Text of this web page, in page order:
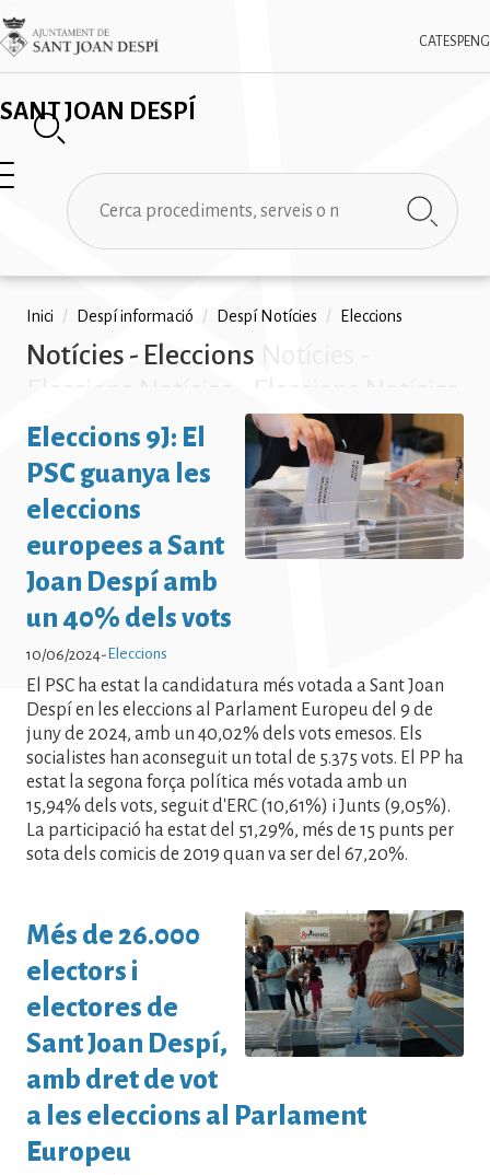
Vés
al
contingut
SANT JOAN DESPÍ
CAT ESPENG
Imatge
✕
Cerca
Fil
d'ariadna
Inici / Despí informació / Despí Notícies / Eleccions
Notícies - Eleccions
- Eleccions Notícies - Eleccions
Notícies - Eleccions Notícies -
Eleccions Notícies - Eleccions Notícies
- Eleccions Notícies - Eleccions
Notícies - Eleccions Notícies -
Eleccions Notícies - Eleccions
Eleccions 9J: El
PSC guanya les
eleccions
europees a Sant
Joan Despí amb
un 40% dels vots
10/06/2024- Eleccions
El PSC ha estat la candidatura més votada a Sant Joan
Despí en les eleccions al Parlament Europeu del 9 de
juny de 2024, amb un 40,02% dels vots emesos. Els
socialistes han aconseguit un total de 5.375 vots. El PP ha
estat la segona força política més votada amb un
15,94% dels vots, seguit d'ERC (10,61%) i Junts (9,05%).
La participació ha estat del 51,29%, més de 15 punts per
sota dels comicis de 2019 quan va ser del 67,20%.
Més de 26.000
electors i
electores de
Sant Joan Despí,
amb dret de vot
a les eleccions al Parlament
Europeu